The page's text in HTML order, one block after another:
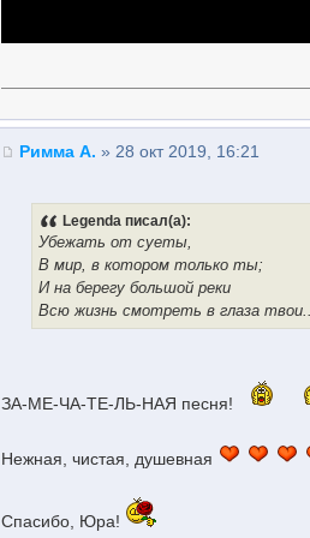
Римма А. » 28 окт 2019, 16:21
Legenda писал(а):
Убежать от суеты,
В мир, в котором только ты;
И на берегу большой реки
Всю жизнь смотреть в глаза твои...
ЗА-МЕ-ЧА-ТЕ-ЛЬ-НАЯ песня!
Нежная, чистая, душевная
Спасибо, Юра!